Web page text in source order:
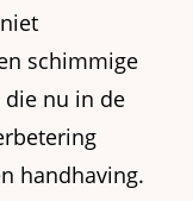
schimmige
die nu in de
handhaving.